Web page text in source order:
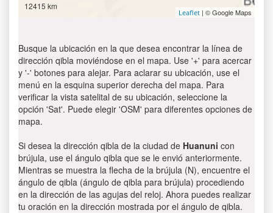
12415 km
Leaflet | © Google Maps
Busque la ubicación en la que desea encontrar la línea de
dirección qibla moviéndose en el mapa. Use '+' para acercar
y '-' botones para alejar. Para aclarar su ubicación, use el
menú en la esquina superior derecha del mapa. Para
verificar la vista satelital de su ubicación, seleccione la
opción 'Sat'. Puede elegir 'OSM' para diferentes opciones de
mapa.
Si desea la dirección qibla de la ciudad de Huanuni con
brújula, use el ángulo qibla que se le envió anteriormente.
Mientras se muestra la flecha de la brújula (N), encuentre el
ángulo de qibla (ángulo de qibla para brújula) procediendo
en la dirección de las agujas del reloj. Ahora puedes realizar
tu oración en la dirección mostrada por el ángulo de qibla.